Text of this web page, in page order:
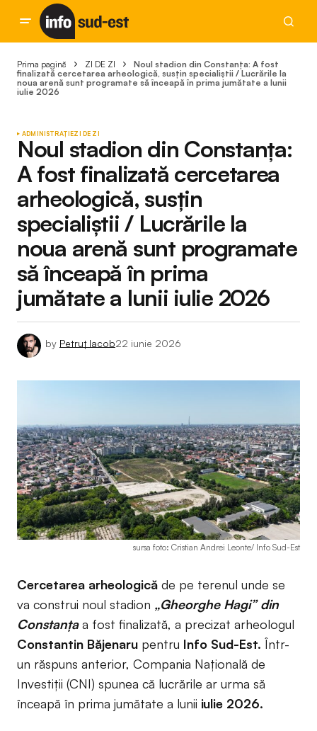
Prima pagină ZI DE ZI
Noul stadion din Constanța: A fost
finalizată cercetarea arheologică, susțin specialiștii / Lucrările la
noua arenă sunt programate să înceapă în prima jumătate a lunii
iulie 2026
ADMINISTRAȚIEZI DE ZI
Noul stadion din Constanța:
A fost finalizată cercetarea
arheologică, susțin
specialiștii / Lucrările la
noua arenă sunt programate
să înceapă în prima
jumătate a lunii iulie 2026
by Petruț Iacob22 iunie 2026
sursa foto: Cristian Andrei Leonte/ Info Sud-Est
Cercetarea arheologică de pe terenul unde se
va construi noul stadion „Gheorghe Hagi” din
Constanțaa fost finalizată, a precizat arheologul
Constantin Băjenaru pentru Info Sud-Est. Într-
un răspuns anterior, Compania Națională de
Investiții (CNI) spunea că lucrările ar urma să
înceapă în prima jumătate a lunii iulie 2026.